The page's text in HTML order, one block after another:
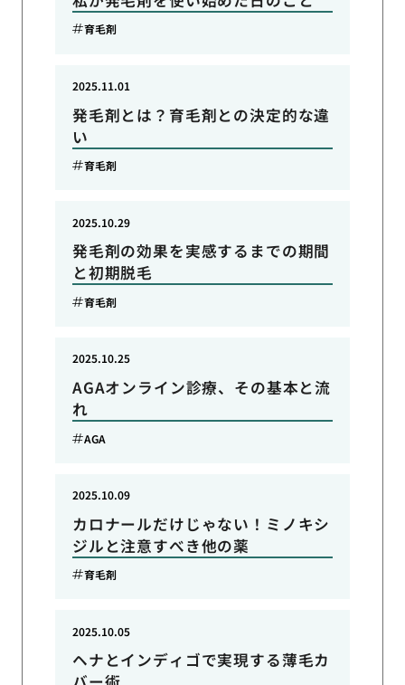
育毛剤
発毛剤とは？育毛剤との決定的な違
い
2025.11.01
育毛剤
発毛剤の効果を実感するまでの期間
と初期脱毛
2025.10.29
育毛剤
AGAオンライン診療、その基本と流
れ
2025.10.25
AGA
カロナールだけじゃない！ミノキシ
ジルと注意すべき他の薬
2025.10.09
育毛剤
ヘナとインディゴで実現する薄毛カ
2025.10.05